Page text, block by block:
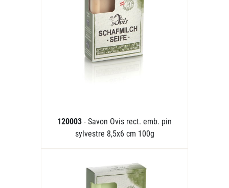
120003 - Savon Ovis rect. emb. pin
sylvestre 8,5x6 cm 100g